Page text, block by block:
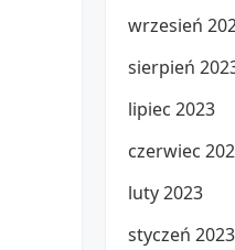
wrzesień
sierpień
lipiec 2023
czerwiec
luty 2023
styczeń 2023